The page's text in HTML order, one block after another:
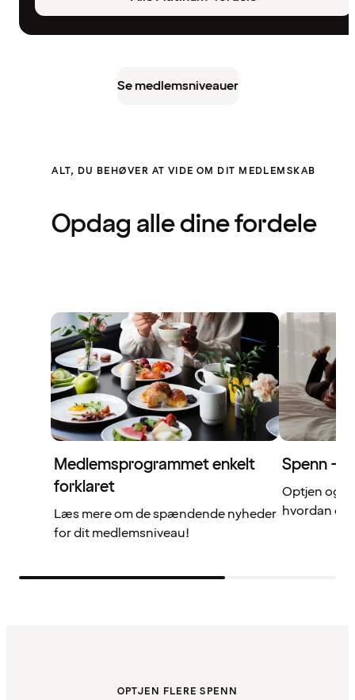
Se medlemsniveauer
ALT, DU BEHØVER AT VIDE OM DIT MEDLEMSKAB
Opdag alle dine fordele
Medlemsprogrammet enkelt
forklaret
Læs mere om de spændende nyheder
for dit medlemsniveau!
Spenn –
Optjen og
hvordan
OPTJEN FLERE SPENN